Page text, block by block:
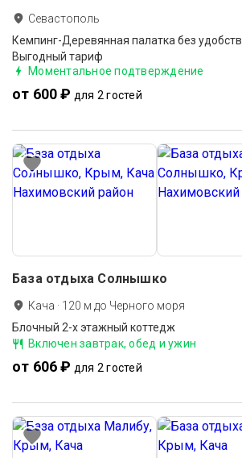
Севастополь
Кемпинг-Деревянная палатка без удобств
Выгодный тариф
Моментальное подтверждение
от 600 ₽ для 2 гостей
База отдыха Солнышко
Кача · 120 м до Черного моря
Блочный 2-х этажный коттедж
Включен завтрак, обед и ужин
от 606 ₽ для 2 гостей